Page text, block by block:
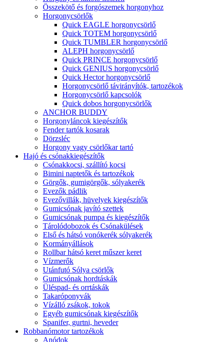
Összekötő és forgószemek horgonyhoz
Horgonycsörlők
Quick EAGLE horgonycsörlő
Quick TOTEM horgonycsörlő
Quick TUMBLER horgonycsörlő
ALEPH horgonycsörlő
Quick PRINCE horgonycsörlő
Quick GENIUS horgonycsörlő
Quick Hector horgonycsörlő
Horgonycsörlő távirányítók, tartozékok
Horgonycsörlő kapcsolók
Quick dobos horgonycsörlők
ANCHOR BUDDY
Horgonyláncok kiegészítők
Fender tartók kosarak
Dörzsléc
Horgony vagy csörlőkar tartó
Hajó és csónakkiegészítők
Csónakkocsi, szállító kocsi
Bimini naptetők és tartozékok
Görgők, gumigörgők, sólyakerék
Evezők pádlik
Evezővillák, hüvelyek kiegészítők
Gumicsónak javító szettek
Gumicsónak pumpa és kiegészítők
Tárolódobozok és Csónakülések
Első és hátsó vonókerék sólyakerék
Kormányállások
Rollbar hátsó keret műszer keret
Vízmerők
Utánfutó Sólya csörlők
Gumicsónak hordtáskák
Üléspad- és orrtáskák
Takaróponyvák
Vízálló zsákok, tokok
Egyéb gumicsónak kiegészítők
Spanifer, gurtni, heveder
Robbanómotor tartozékok
Anódok